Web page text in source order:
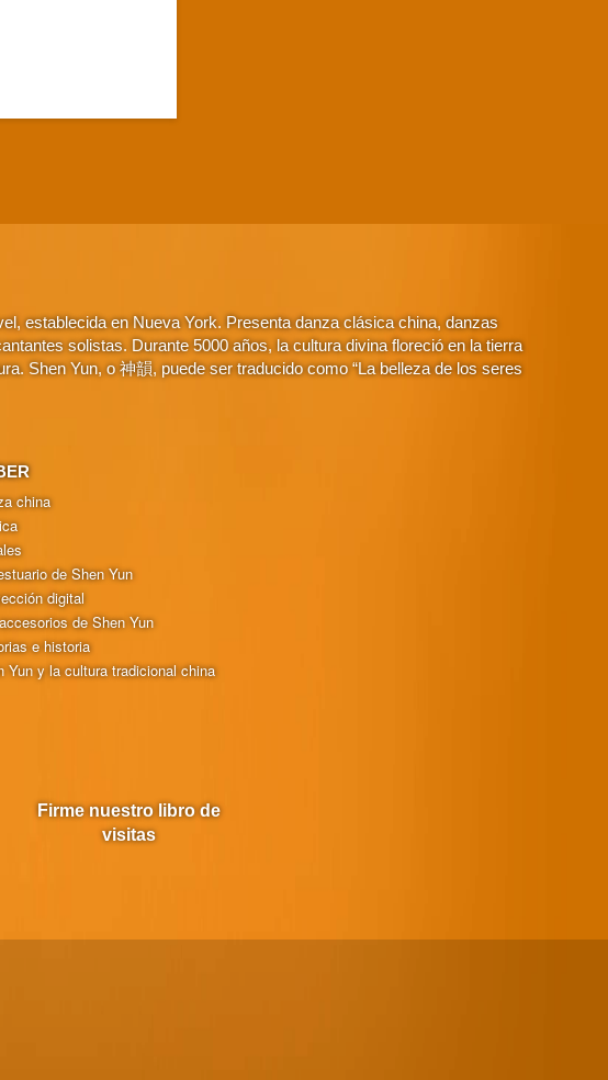
establecida en Nueva York. Presenta danza clásica china, danzas
solistas. Durante 5000 años, la cultura divina floreció en la tierra
Shen Yun, o 神韻, puede ser traducido como “La belleza de los seres
china
de Shen Yun
digital
de Shen Yun
e historia
Yun y la cultura tradicional china
Firme nuestro libro de
visitas